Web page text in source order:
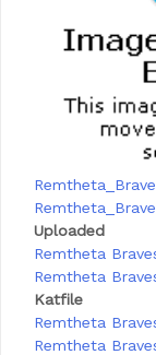
Uploaded
Remtheta
Remtheta
Katfile
Remtheta
Remtheta